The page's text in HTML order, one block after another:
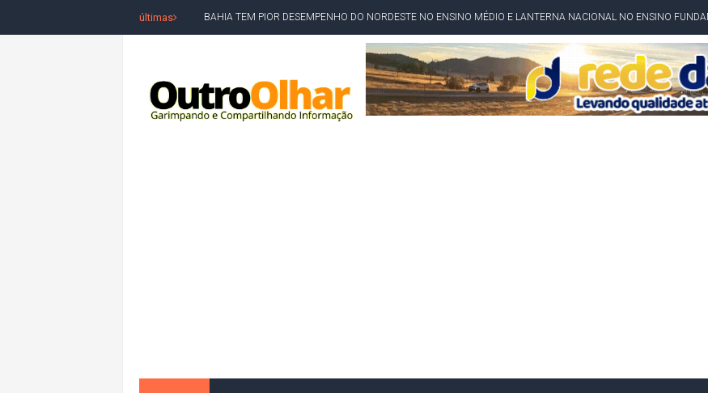
últimas MILEI CHAMA LULA DE "LADRÃO E CORRUPTO" E ELEVA TENSÃO DIPLOMÁTICA ENTRE BRASIL E ARGENTINA
ACM NETO LIDERA EM TODOS OS CENÁRIOS DA NOVA PESQUISA PARANÁ PARA O GOVERNO DA BAHIA
LEVARAM CELULARES: Prefeito e presidente de Câmara são furtados em convenção do PT na Bahia
CONVENÇÃO DO PT MARCA INÍCIO DA CAMPANHA DE JERÔNIMO COM DISCURSO MODERADO DE LULA